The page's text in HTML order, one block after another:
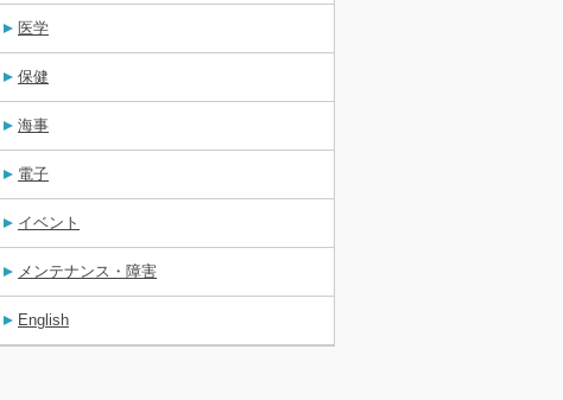
医学
保健
海事
電子
イベント
メンテナンス・障害
English